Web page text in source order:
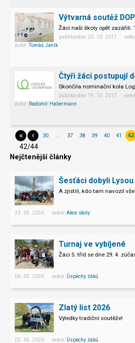
Žáci naší školy opět zazářili.
publikováno 20. 10. 2017
autor:Tomáš Janík
Skončila nominační kola
publikováno 19. 10. 2017
autor: Radomír Habermann
« ‹ 30 .. 37 38 39 40 41 42
42/44
Nejčtenější články
Šesťáci dobyli
A zjistili, kdo tam navozil
23. 05. 2026 sekce: Akce školy
Turnaj ve vybíjené
Žáci 5. tříd se dne 29. 4.
06. 05. 2026 sekce: Úspěchy žáků
Zlatý list 2026
Výledky tradiční soutěže!
03. 05. 2026 sekce: Úspěchy žáků